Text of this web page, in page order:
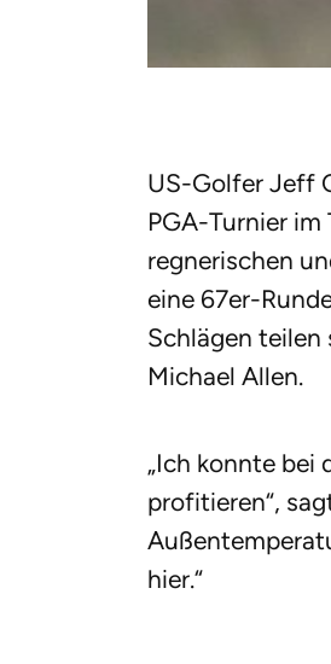
US-Golfer Jeff
PGA-Turnier
regnerischen
eine 67er-
Schlägen
Michael Allen.
„Ich konnte bei
profitieren“,
hier.“